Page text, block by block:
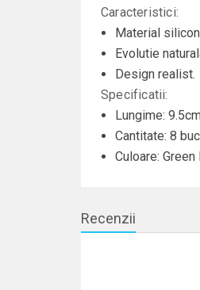
Caracteristici:
Material
Evolutie
Design realist.
Specificatii:
Lungime:
Cantitate: 8
Culoare: Green
Recenzii